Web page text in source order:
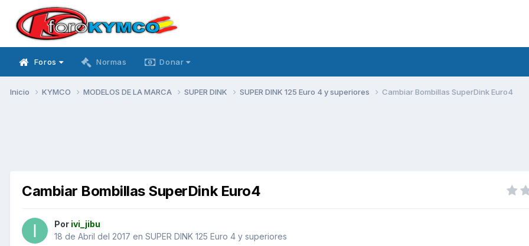
Foros Normas Donar
Inicio KYMCO MODELOS DE LA MARCA SUPER DINK SUPER DINK 125 Euro 4 y superiores Cambiar Bombillas SuperDink Euro4
Cambiar Bombillas SuperDink Euro4
Por ivi_jibu
18 de Abril del 2017 en SUPER DINK 125 Euro 4 y superiores